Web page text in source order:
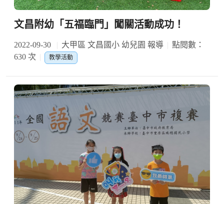
文昌附幼「五福臨門」闖關活動成功！
2022-09-30 大甲區 文昌國小 幼兒園 報導
點閱數：
630 次
教學活動